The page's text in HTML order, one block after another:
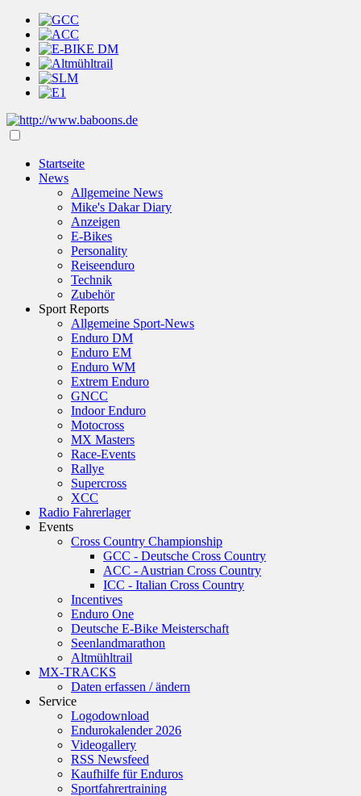
Startseite
News
Allgemeine News
Mike's Dakar Diary
Anzeigen
E-Bikes
Personality
Reiseenduro
Technik
Zubehör
Sport Reports
Allgemeine Sport-News
Enduro DM
Enduro EM
Enduro WM
Extrem Enduro
GNCC
Indoor Enduro
Motocross
MX Masters
Race-Events
Rallye
Supercross
XCC
Radio Fahrerlager
Events
Cross Country Championship
GCC - Deutsche Cross Country
ACC - Austrian Cross Country
ICC - Italian Cross Country
Incentives
Enduro One
Deutsche E-Bike Meisterschaft
Seenlandmarathon
Altmühltrail
MX-TRACKS
Daten erfassen / ändern
Service
Logodownload
Endurokalender 2026
Videogallery
RSS Newsfeed
Kaufhilfe für Enduros
Sportfahrertraining